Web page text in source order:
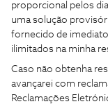
proporcional pelos
uma solução
fornecido de
ilimitados na minha
Caso não obtenha
avançarei com
Reclamações